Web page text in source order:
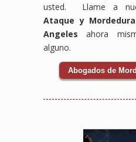
usted. Llame a
Ataque y
Angelesahora
alguno.
Abogados de